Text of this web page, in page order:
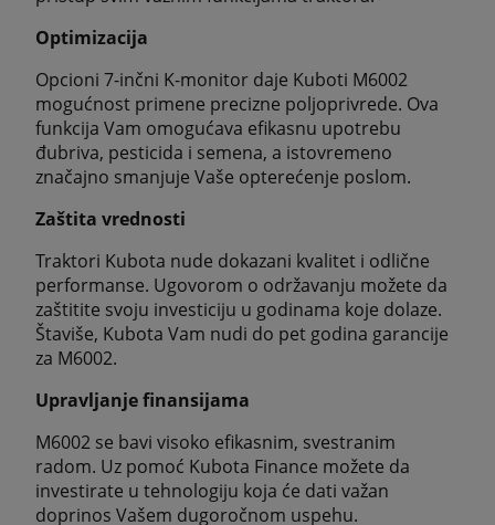
Optimizacija
Opcioni 7-inčni K-monitor daje Kuboti M6002
mogućnost primene precizne poljoprivrede. Ova
funkcija Vam omogućava efikasnu upotrebu
đubriva, pesticida i semena, a istovremeno
značajno smanjuje Vaše opterećenje poslom.
Zaštita vrednosti
Traktori Kubota nude dokazani kvalitet i odlične
performanse. Ugovorom o održavanju možete da
zaštitite svoju investiciju u godinama koje dolaze.
Štaviše, Kubota Vam nudi do pet godina garancije
za M6002.
Upravljanje finansijama
M6002 se bavi visoko efikasnim, svestranim
radom. Uz pomoć Kubota Finance možete da
investirate u tehnologiju koja će dati važan
doprinos Vašem dugoročnom uspehu.